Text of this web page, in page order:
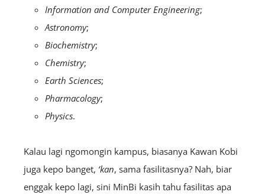
Information and Computer Engineering;
Astronomy;
Biochemistry;
Chemistry;
Earth Sciences;
Pharmacology;
Physics.
Kalau lagi ngomongin kampus, biasanya Kawan Kobi
juga kepo banget, ‘kan, sama fasilitasnya? Nah, biar
enggak kepo lagi, sini MinBi kasih tahu fasilitas apa